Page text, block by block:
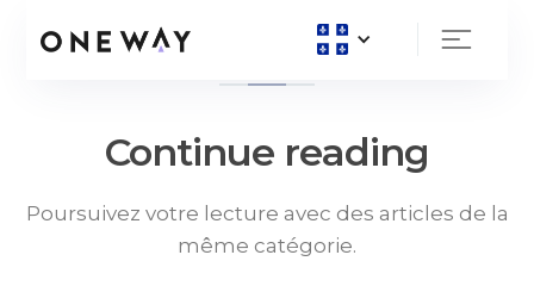
Continue reading
Poursuivez votre lecture avec des articles de la
même catégorie.